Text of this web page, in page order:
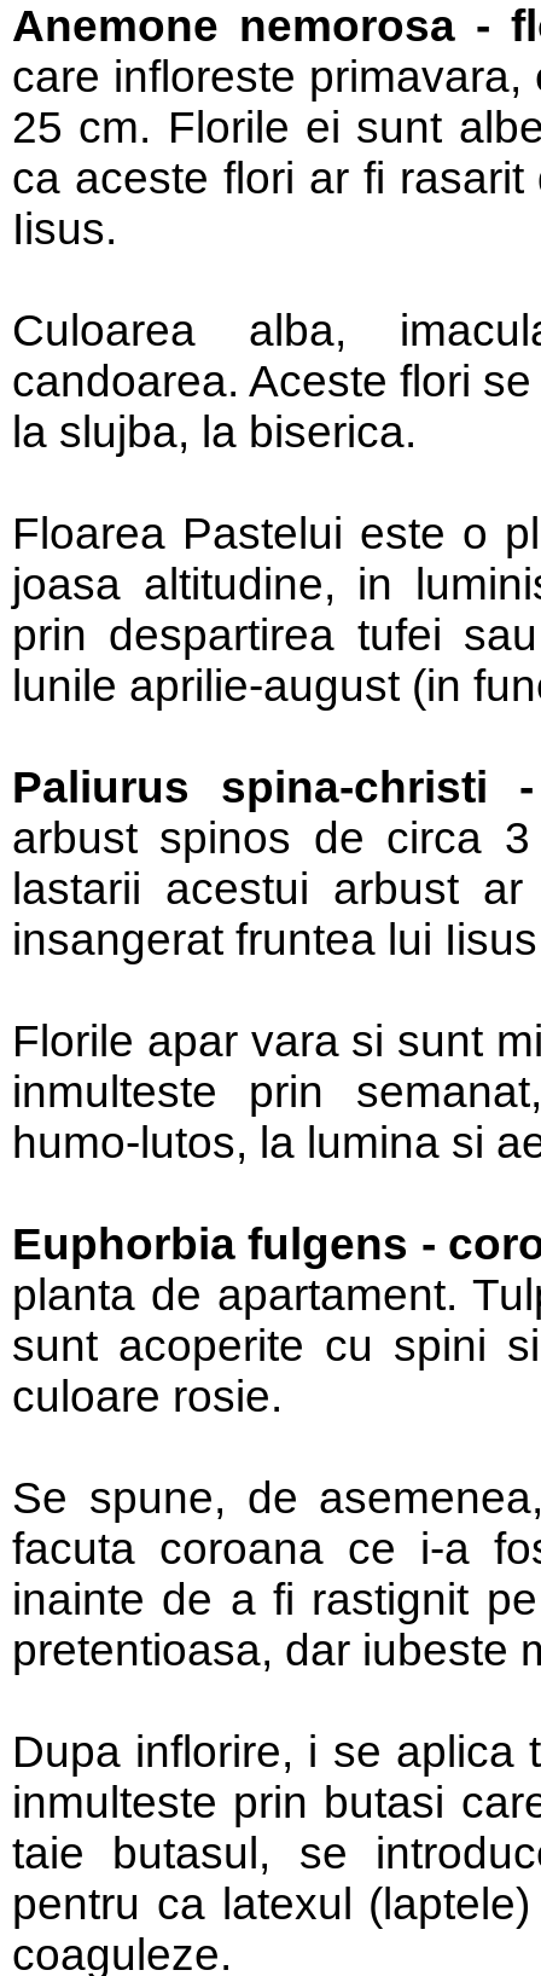
Anemone nemorosa -
care infloreste
25 cm. Florile ei sunt
ca aceste flori ar fi
Iisus.
Culoarea alba,
candoarea. Aceste flori
la slujba, la biserica.
Floarea Pastelui este o
joasa altitudine, in
prin despartirea tufei
lunile aprilie-august (in
Paliurus spina-christi
arbust spinos de circa
lastarii acestui arbust
insangerat fruntea lui
Florile apar vara si sunt
inmulteste prin
humo-lutos, la lumina si
Euphorbia fulgens -
planta de apartament.
sunt acoperite cu spini
culoare rosie.
Se spune, de
facuta coroana ce i-a
inainte de a fi rastignit
pretentioasa, dar iubeste
Dupa inflorire, i se aplica
inmulteste prin butasi
taie butasul, se
pentru ca latexul
coaguleze.